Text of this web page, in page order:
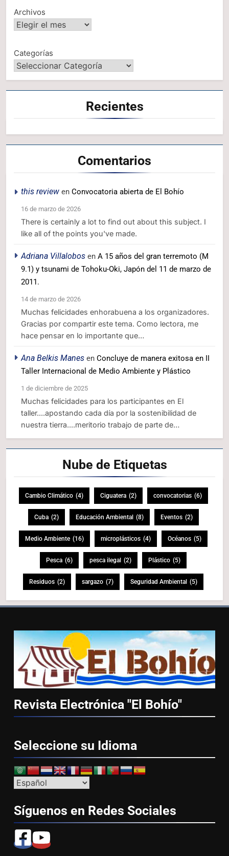
Archivos
Categorías
Recientes
Comentarios
this review en Convocatoria abierta de El Bohío
16 de marzo de 2026
There is certainly a lot to find out about this subject. I
like all of the points you've made.
Adriana Villalobos en A 15 años del gran terremoto (M
9.1) y tsunami de Tohoku-Oki, Japón del 11 de marzo de
2011.
14 de marzo de 2026
Muchas felicidades enhorabuena a los organizadores.
Gracias por compartir este tema. Como lectora, me
hace pensar en lo importante que…
Ana Belkis Manes en Concluye de manera exitosa en II
Taller Internacional de Medio Ambiente y Plástico
1 de diciembre de 2025
Muchas felicidades para los participantes en El
taller....apostando cada día por la sostenibilidad de
nuestra tierra....meritorio trabajo de parte de…
Nube de Etiquetas
Cambio Climático (4) Ciguatera (2) convocatorias (6)
Cuba (2) Educación Ambiental (8) Eventos (2)
Medio Ambiente (16) microplásticos (4) Océanos (5)
Pesca (6) pesca ilegal (2) Plástico (5)
Residuos (2) sargazo (7) Seguridad Ambiental (5)
Revista Electrónica "El Bohío"
Seleccione su Idioma
Síguenos en Redes Sociales